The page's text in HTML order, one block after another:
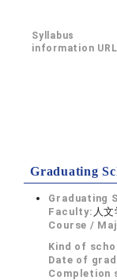
Syllabus
information URL
Graduating
Graduating
Faculty: 人
Course /
Kind of
Date of
Completion